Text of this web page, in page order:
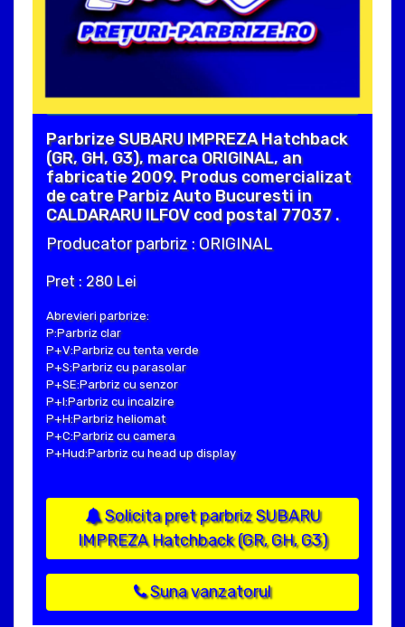
Parbrize SUBARU IMPREZA Hatchback
(GR, GH, G3), marca ORIGINAL, an
fabricatie 2009. Produs comercializat
de catre Parbiz Auto Bucuresti in
CALDARARU ILFOV cod postal 77037 .
Producator parbriz : ORIGINAL
Pret : 280 Lei
Abrevieri parbrize:
P:Parbriz clar
P+V:Parbriz cu tenta verde
P+S:Parbriz cu parasolar
P+SE:Parbriz cu senzor
P+I:Parbriz cu incalzire
P+H:Parbriz heliomat
P+C:Parbriz cu camera
P+Hud:Parbriz cu head up display
Solicita pret parbriz SUBARU
IMPREZA Hatchback (GR, GH, G3)
Suna vanzatorul